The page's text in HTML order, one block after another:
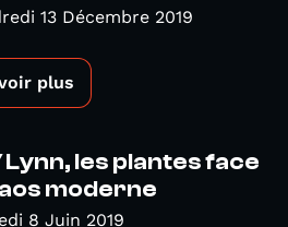
13 Décembre 2019
plus
Lynn, les plantes face
moderne
8 Juin 2019